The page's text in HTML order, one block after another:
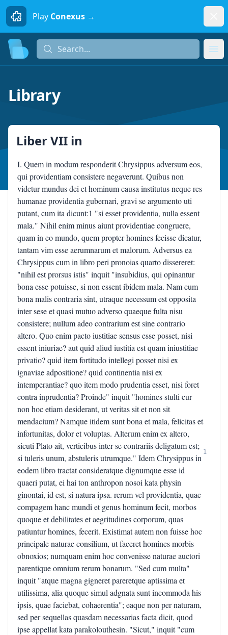
Play Conexus →
Search...
Library
Liber VII in
I. Quem in modum responderit Chrysippus adversum eos,
qui providentiam consistere negaverunt. Quibus non
videtur mundus dei et hominum causa institutus neque res
humanae providentia gubernari, gravi se argumento uti
putant, cum ita dicunt:1 "si esset providentia, nulla essent
mala." Nihil enim minus aiunt providentiae congruere,
quam in eo mundo, quem propter homines fecisse dicatur,
tantam vim esse aerumnarum et malorum. Adversus ea
Chrysippus cum in libro peri pronoias quarto dissereret:
"nihil est prorsus istis" inquit "insubidius, qui opinantur
bona esse potuisse, si non essent ibidem mala. Nam cum
bona malis contraria sint, utraque necessum est opposita
inter sese et quasi mutuo adverso quaeque fulta nisu
consistere; nullum adeo contrarium est sine contrario
altero. Quo enim pacto iustitiae sensus esse posset, nisi
essent iniuriae? aut quid aliud iustitia est quam iniustitiae
privatio? quid item fortitudo intellegi posset nisi ex
ignaviae adpositione? quid continentia nisi ex
intemperantiae? quo item modo prudentia esset, nisi foret
contra inprudentia? Proinde" inquit "homines stulti cur
non hoc etiam desiderant, ut veritas sit et non sit
mendacium? Namque itidem sunt bona et mala, felicitas et
infortunitas, dolor et voluptas. Alterum enim ex altero,
sicuti Plato ait, verticibus inter se contrariis deligatum est;
si tuleris unum, abstuleris utrumque." Idem Chrysippus in
eodem libro tractat consideratque dignumque esse id
quaeri putat, ei hai ton anthropon nosoi kata physin
ginontai, id est, si natura ipsa. rerum vel providentia, quae
compagem hanc mundi et genus hominum fecit, morbos
quoque et debilitates et aegritudines corporum, quas
patiuntur homines, fecerit. Existimat autem non fuisse hoc
principale naturae consilium, ut faceret homines morbis
obnoxios; numquam enim hoc convenisse naturae auctori
parentique omnium rerum bonarum. "Sed cum multa"
inquit "atque magna gigneret pareretque aptissima et
utilissima, alia quoque simul adgnata sunt incommoda his
ipsis, quae faciebat, cohaerentia"; eaque non per naturam,
sed per sequellas quasdam necessarias facta dicit, quod
ipse appellat kata parakolouthesin. "Sicut," inquit "cum
1